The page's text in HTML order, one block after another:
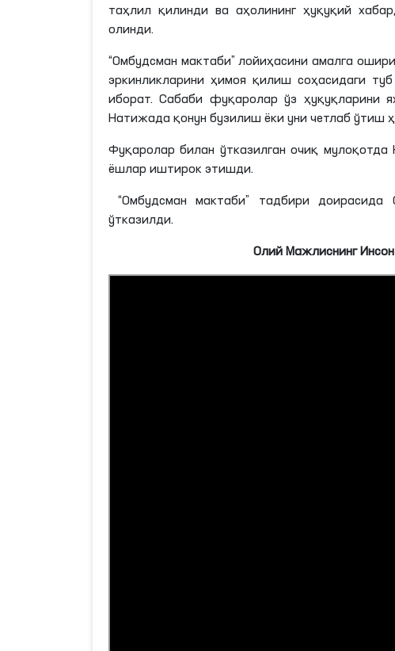
таҳлил қилинди ва аҳолининг ҳуқуқий
олинди.
“Омбудсман мактаби” лойиҳасини амалга
эркинликларини ҳимоя қилиш соҳасидаги
иборат. Сабаби фуқаролар ўз ҳуқуқларини
Натижада қонун бузилиш ёки уни четлаб ўтиш
Фуқаролар билан ўтказилган очиқ
ёшлар иштирок этишди.
“Омбудсман мактаби” тадбири доирасида
ўтказилди.
Олий Мажлиснинг